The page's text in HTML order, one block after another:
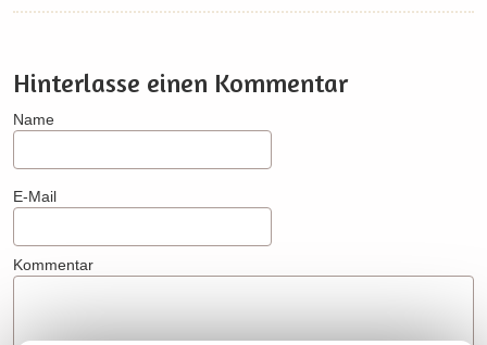
Hinterlasse einen Kommentar
Name
E-Mail
Kommentar